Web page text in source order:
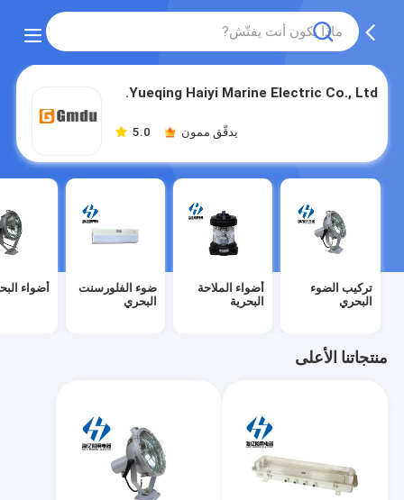
Yueqing Haiyi Marine Electric Co., Ltd.
5.0 يدقّق ممون
تركيب الضوء
البحري
أضواء الملاحة
البحرية
ضوء الفلورسنت
البحري
أضواء
منتجاتنا الأعلى